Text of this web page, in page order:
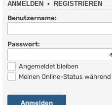
ANMELDEN • REGISTRIEREN
Benutzername:
Passwort:
Angemeldet bleiben
Meinen Online-Status